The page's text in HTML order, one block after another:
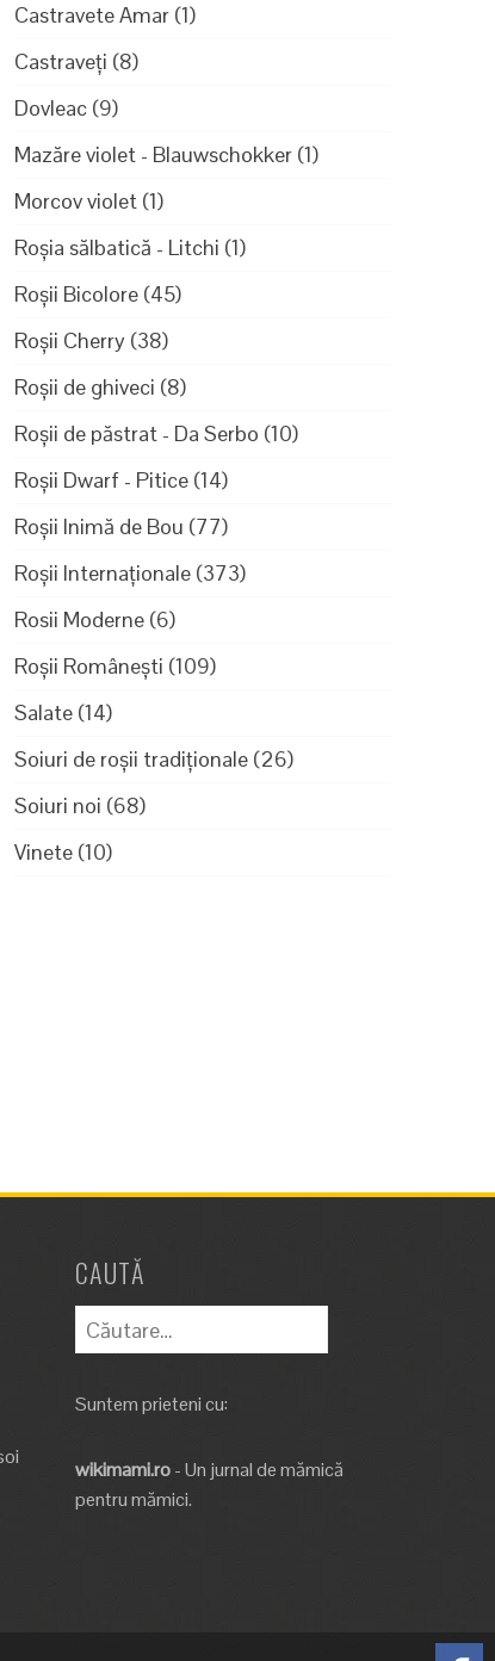
Castravete Amar (1)
Castraveți (8)
Dovleac (9)
Mazăre violet - Blauwschokker (1)
Morcov violet (1)
Roșia sălbatică - Litchi (1)
Roșii Bicolore (45)
Roșii Cherry (38)
Roșii de ghiveci (8)
Roșii de păstrat - Da Serbo (10)
Roșii Dwarf - Pitice (14)
Roșii Inimă de Bou (77)
Roșii Internaționale (373)
Rosii Moderne (6)
Roșii Românești (109)
Salate (14)
Soiuri de roșii tradiționale (26)
Soiuri noi (68)
Vinete (10)
CAUTĂ
Caută
după:
Suntem prieteni cu:
wikimami.ro- Un jurnal de mămică
pentru mămici.